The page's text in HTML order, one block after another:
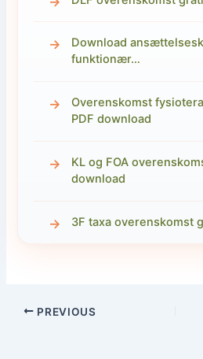
Download
funktionær…
Overenskomst
PDF download
KL og FOA
download
3F taxa overenskomst
PREVIOUS